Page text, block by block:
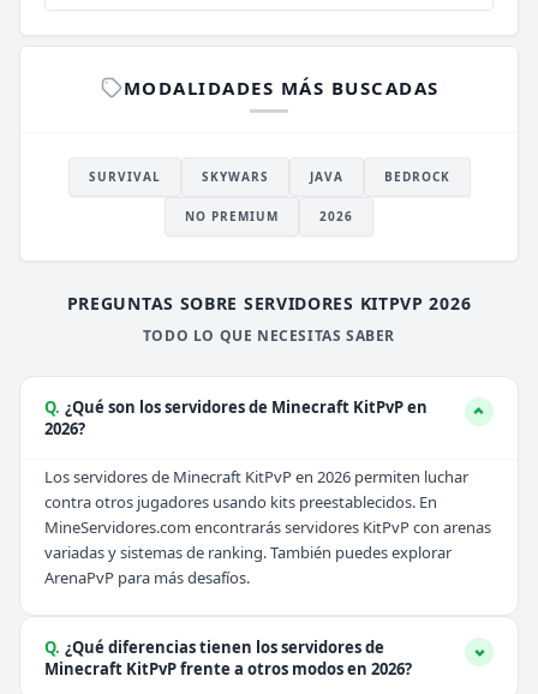
MODALIDADES MÁS BUSCADAS
SURVIVAL SKYWARS JAVA BEDROCK
NO PREMIUM 2026
PREGUNTAS SOBRE SERVIDORES KITPVP 2026
TODO LO QUE NECESITAS SABER
Q. ¿Qué son los servidores de Minecraft KitPvP en
2026?
Los servidores de Minecraft KitPvP en 2026 permiten luchar
contra otros jugadores usando kits preestablecidos. En
MineServidores.com encontrarás servidores KitPvP con arenas
variadas y sistemas de ranking. También puedes explorar
ArenaPvP para más desafíos.
Q. ¿Qué diferencias tienen los servidores de
Minecraft KitPvP frente a otros modos en 2026?